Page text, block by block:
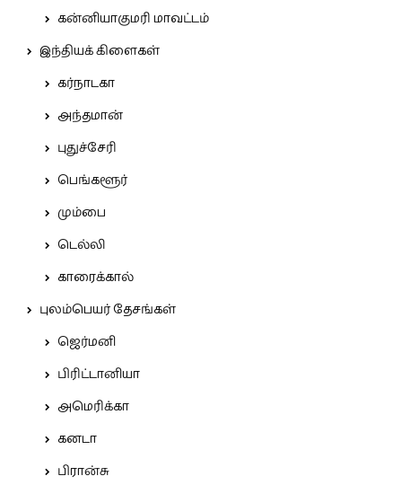
கன்னியாகுமரி மாவட்டம்
இந்தியக் கிளைகள்
கர்நாடகா
அந்தமான்
புதுச்சேரி
பெங்களூர்
மும்பை
டெல்லி
காரைக்கால்
புலம்பெயர் தேசங்கள்
ஜெர்மனி
பிரிட்டானியா
அமெரிக்கா
கனடா
பிரான்சு